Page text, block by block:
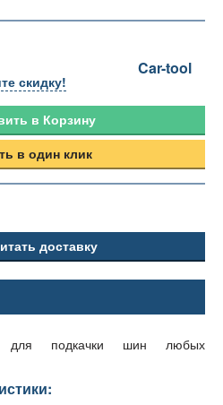
Car-tool
скидку!
в Корзину
в один клик
доставку
для подкачки шин любых